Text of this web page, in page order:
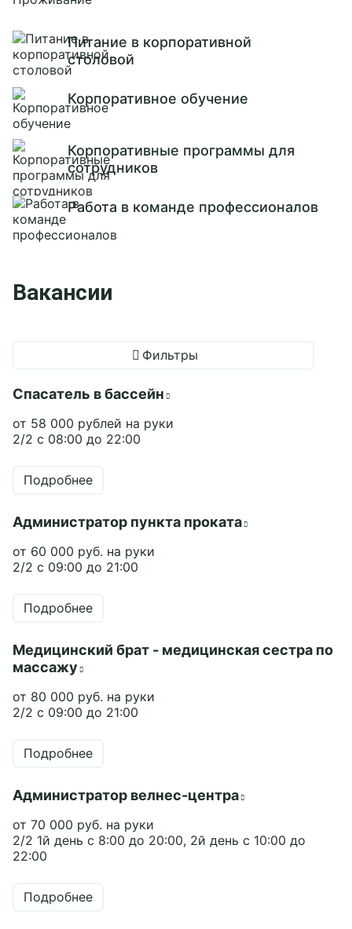
Питание в корпоративной
столовой
Корпоративное обучение
Корпоративные программы для
сотрудников
Работа в команде профессионалов
Вакансии
Фильтры
Cпасатель в бассейн
от 58 000 рублей на руки
2/2 с 08:00 до 22:00
Подробнее
Администратор пункта проката
от 60 000 руб. на руки
2/2 c 09:00 до 21:00
Подробнее
Медицинский брат - медицинская сестра по
массажу
от 80 000 руб. на руки
2/2 с 09:00 до 21:00
Подробнее
Администратор велнес-центра
от 70 000 руб. на руки
2/2 1й день с 8:00 до 20:00, 2й день с 10:00 до
22:00
Подробнее